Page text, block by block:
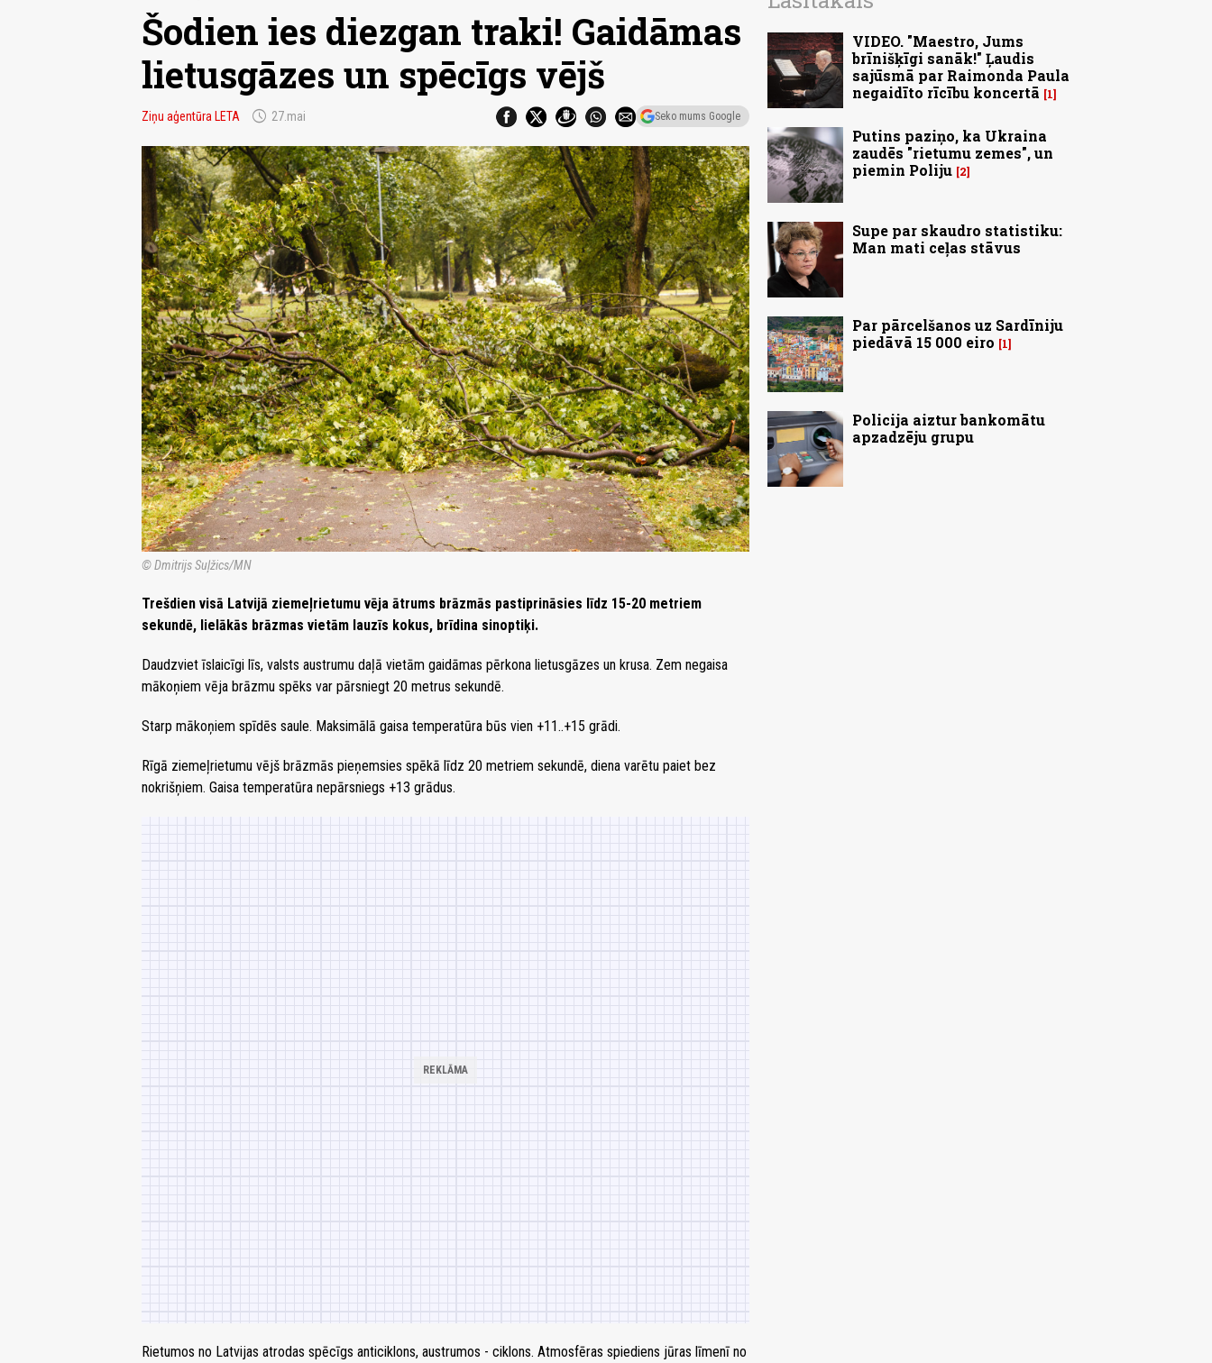
Šodien ies diezgan traki! Gaidāmas
lietusgāzes un spēcīgs vējš
Ziņu aģentūra LETA schedule 27.mai Seko mums Google
© Dmitrijs Suļžics/MN
Trešdien visā Latvijā ziemeļrietumu vēja ātrums brāzmās pastiprināsies līdz 15-20 metriem
sekundē, lielākās brāzmas vietām lauzīs kokus, brīdina sinoptiķi.
Daudzviet īslaicīgi līs, valsts austrumu daļā vietām gaidāmas pērkona lietusgāzes un krusa. Zem negaisa
mākoņiem vēja brāzmu spēks var pārsniegt 20 metrus sekundē.
Starp mākoņiem spīdēs saule. Maksimālā gaisa temperatūra būs vien +11..+15 grādi.
Rīgā ziemeļrietumu vējš brāzmās pieņemsies spēkā līdz 20 metriem sekundē, diena varētu paiet bez
nokrišņiem. Gaisa temperatūra nepārsniegs +13 grādus.
Rietumos no Latvijas atrodas spēcīgs anticiklons, austrumos - ciklons. Atmosfēras spiediens jūras līmenī no
VIDEO. "Maestro, Jums
brīnišķīgi sanāk!" Ļaudis
sajūsmā par Raimonda Paula
negaidīto rīcību koncertā
1
Putins paziņo, ka Ukraina
zaudēs "rietumu zemes", un
piemin Poliju 2
Supe par skaudro statistiku:
Man mati ceļas stāvus
Par pārcelšanos uz Sardīniju
piedāvā 15 000 eiro
1
Policija aiztur bankomātu
apzadzēju grupu